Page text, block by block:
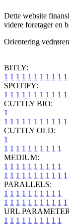
Dette website
videre foretager en
Orientering
BITLY:
1 1 1 1 1 1 1 1 1 1 1
SPOTIFY:
1 1 1 1 1 1 1 1 1 1 1
CUTTLY BIO:
1
1 1 1 1 1 1 1 1 1 1 1
CUTTLY OLD:
1
1 1 1 1 1 1 1 1 1 1
MEDIUM:
1 1 1 1 1 1 1 1 1 1
1 1 1 1 1 1 1 1 1 1 1
PARALLELS:
1 1 1 1 1 1 1 1 1 1
1 1 1 1 1 1 1 1 1 1 1
URL
1 1 1 1 1 1 1 1 1 1